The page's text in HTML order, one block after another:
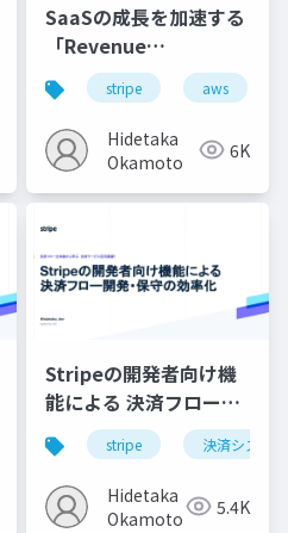
SaaSの成長を加速する
「Revenue
Operations」の始め方
stripe aws
Hidetaka
Okamoto
6K
ノーコード サブスクリ
Stripeの開発者向け機
能による 決済フロー開
発・保守の効率化
stripe 決済システム
Hidetaka
Okamoto
5.4K